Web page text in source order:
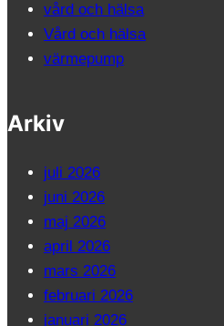
vård och hälsa
Vård och hälsa
värmepump
Arkiv
juli 2026
juni 2026
maj 2026
april 2026
mars 2026
februari 2026
januari 2026